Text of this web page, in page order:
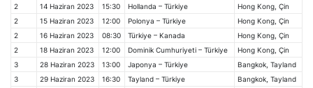
2
14 Haziran 2023 15:30 Hollanda – Türkiye
Hong Kong, Çin
2
15 Haziran 2023 12:00 Polonya – Türkiye
Hong Kong, Çin
2
16 Haziran 2023 08:30 Türkiye – Kanada
Hong Kong, Çin
2
18 Haziran 2023 12:00 Dominik Cumhuriyeti – Türkiye
Hong Kong, Çin
3
28 Haziran 2023 13:00 Japonya – Türkiye
Bangkok, Tayland
3
29 Haziran 2023 16:30 Tayland – Türkiye
Bangkok, Tayland